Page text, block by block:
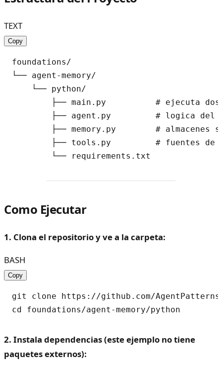
TEXT
Copy
foundations/
└── agent-memory/
    └── python/
├── main.py          # ejecuta
├── agent.py         # logica del
├── memory.py        # almacenes
├── tools.py         # fuentes de
Como Ejecutar
1. Clona el repositorio y ve a la carpeta:
BASH
Copy
git clone https://github.com/
2. Instala dependencias (este ejemplo no tiene
paquetes externos):